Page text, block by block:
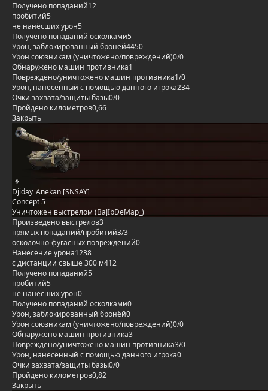
Получено попаданий12
пробитий5
не нанёсших урон5
Получено попаданий осколками5
Урон, заблокированный бронёй4450
Урон союзникам (уничтожено/повреждений)0/0
Обнаружено машин противника1
Повреждено/уничтожено машин противника1/0
Урон, нанесённый с помощью данного игрока234
Очки захвата/защиты базы0/0
Пройдено километров0,66
Закрыть
Djiday_Anekan [SNSAY]
Concept 5
Уничтожен выстрелом (BaJIbDeMap_)
Произведено выстрелов3
прямых попаданий/пробитий3/3
осколочно-фугасных повреждений0
Нанесение урона1238
с дистанции свыше 300 м412
Получено попаданий5
пробитий5
не нанёсших урон0
Получено попаданий осколками0
Урон, заблокированный бронёй0
Урон союзникам (уничтожено/повреждений)0/0
Обнаружено машин противника3
Повреждено/уничтожено машин противника3/0
Урон, нанесённый с помощью данного игрока0
Очки захвата/защиты базы0/0
Пройдено километров0,82
Закрыть